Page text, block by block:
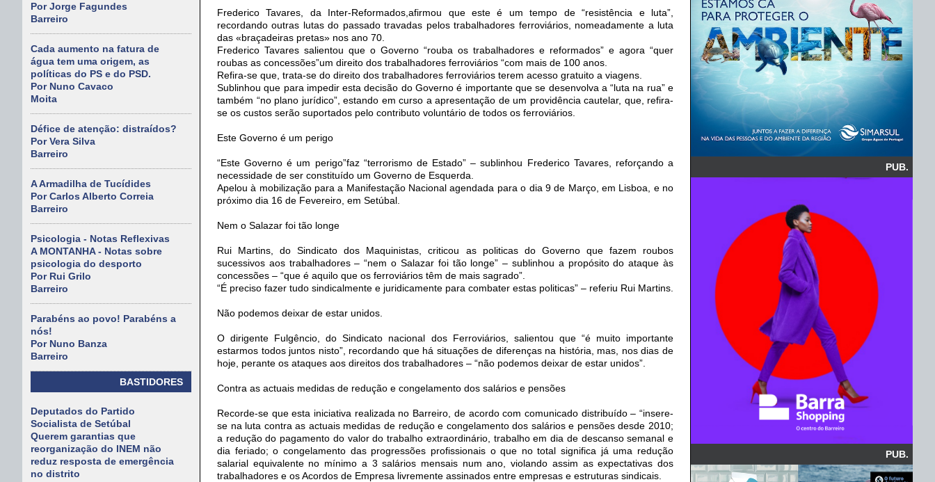
Por Jorge Fagundes
Barreiro
Cada aumento na fatura de
água tem uma origem, as
políticas do PS e do PSD.
Por Nuno Cavaco
Moita
Défice de atenção: distraídos?
Por Vera Silva
Barreiro
A Armadilha de Tucídides
Por Carlos Alberto Correia
Barreiro
Psicologia - Notas Reflexivas
A MONTANHA - Notas sobre
psicologia do desporto
Por Rui Grilo
Barreiro
Parabéns ao povo! Parabéns a
nós!
Por Nuno Banza
Barreiro
BASTIDORES
Deputados do Partido
Socialista de Setúbal
Querem garantias que
reorganização do INEM não
reduz resposta de emergência
no distrito
Frederico Tavares, da Inter-Reformados,afirmou que este é um tempo de “resistência e luta”,
recordando outras lutas do passado travadas pelos trabalhadores ferroviários, nomeadamente a luta
das «braçadeiras pretas» nos ano 70.
Frederico Tavares salientou que o Governo “rouba os trabalhadores e reformados” e agora “quer
roubas as concessões”um direito dos trabalhadores ferroviários “com mais de 100 anos.
Refira-se que, trata-se do direito dos trabalhadores ferroviários terem acesso gratuito a viagens.
Sublinhou que para impedir esta decisão do Governo é importante que se desenvolva a “luta na rua” e
também “no plano jurídico”, estando em curso a apresentação de um providência cautelar, que, refira-
se os custos serão suportados pelo contributo voluntário de todos os ferroviários.
Este Governo é um perigo
“Este Governo é um perigo”faz “terrorismo de Estado” – sublinhou Frederico Tavares, reforçando a
necessidade de ser constituído um Governo de Esquerda.
Apelou à mobilização para a Manifestação Nacional agendada para o dia 9 de Março, em Lisboa, e no
próximo dia 16 de Fevereiro, em Setúbal.
Nem o Salazar foi tão longe
Rui Martins, do Sindicato dos Maquinistas, criticou as politicas do Governo que fazem roubos
sucessivos aos trabalhadores – “nem o Salazar foi tão longe” – sublinhou a propósito do ataque às
concessões – “que é aquilo que os ferroviários têm de mais sagrado”.
“É preciso fazer tudo sindicalmente e juridicamente para combater estas politicas” – referiu Rui Martins.
Não podemos deixar de estar unidos.
O dirigente Fulgêncio, do Sindicato nacional dos Ferroviários, salientou que “é muito importante
estarmos todos juntos nisto”, recordando que há situações de diferenças na história, mas, nos dias de
hoje, perante os ataques aos direitos dos trabalhadores – “não podemos deixar de estar unidos”.
Contra as actuais medidas de redução e congelamento dos salários e pensões
Recorde-se que esta iniciativa realizada no Barreiro, de acordo com comunicado distribuído – “insere-
se na luta contra as actuais medidas de redução e congelamento dos salários e pensões desde 2010;
a redução do pagamento do valor do trabalho extraordinário, trabalho em dia de descanso semanal e
dia feriado; o congelamento das progressões profissionais o que no total significa já uma redução
salarial equivalente no mínimo a 3 salários mensais num ano, violando assim as expectativas dos
trabalhadores e os Acordos de Empresa livremente assinados entre empresas e estruturas sindicais.
PUB.
PUB.